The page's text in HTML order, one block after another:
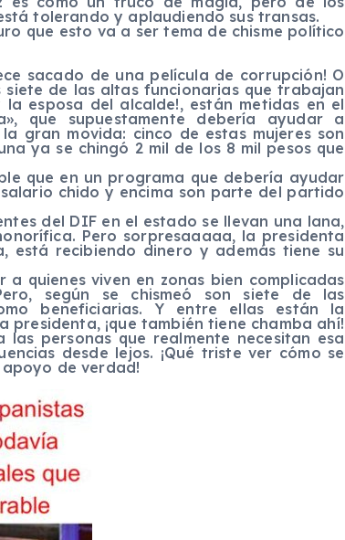
tolerando y aplaudiendo sus transas.
que esto va a ser tema de chisme político
sacado de una película de corrupción! O
siete de las altas funcionarias que trabajan
esposa del alcalde!, están metidas en el
que supuestamente debería ayudar a
gran movida: cinco de estas mujeres son
ya se chingó 2 mil de los 8 mil pesos que
que en un programa que debería ayudar
chido y encima son parte del partido
del DIF en el estado se llevan una lana,
Pero sorpresaaaaa, la presidenta
está recibiendo dinero y además tiene su
quienes viven en zonas bien complicadas
según se chismeó son siete de las
beneficiarias. Y entre ellas están la
¡que también tiene chamba ahí!
personas que realmente necesitan esa
desde lejos. ¡Qué triste ver cómo se
de verdad!